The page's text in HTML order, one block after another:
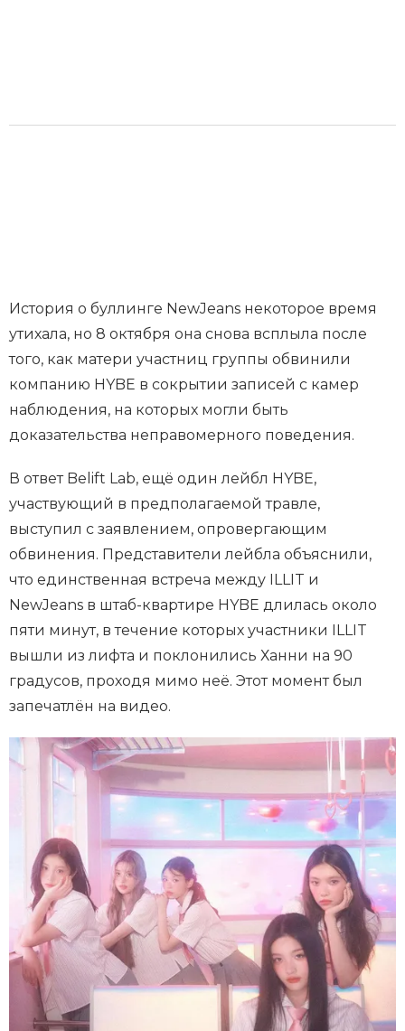
История о буллинге NewJeans некоторое время
утихала, но 8 октября она снова всплыла после
того, как матери участниц группы обвинили
компанию HYBE в сокрытии записей с камер
наблюдения, на которых могли быть
доказательства неправомерного поведения.
В ответ Belift Lab, ещё один лейбл HYBE,
участвующий в предполагаемой травле,
выступил с заявлением, опровергающим
обвинения. Представители лейбла объяснили,
что единственная встреча между ILLIT и
NewJeans в штаб-квартире HYBE длилась около
пяти минут, в течение которых участники ILLIT
вышли из лифта и поклонились Ханни на 90
градусов, проходя мимо неё. Этот момент был
запечатлён на видео.